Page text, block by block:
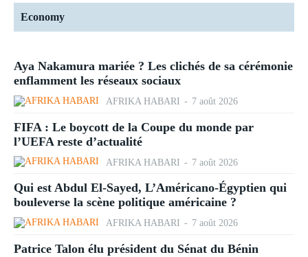
Economy
Aya Nakamura mariée ? Les clichés de sa cérémonie
enflamment les réseaux sociaux
AFRIKA HABARI - 7 août 2026
FIFA : Le boycott de la Coupe du monde par
l’UEFA reste d’actualité
AFRIKA HABARI - 7 août 2026
Qui est Abdul El-Sayed, L’Américano-Égyptien qui
bouleverse la scène politique américaine ?
AFRIKA HABARI - 7 août 2026
Patrice Talon élu président du Sénat du Bénin